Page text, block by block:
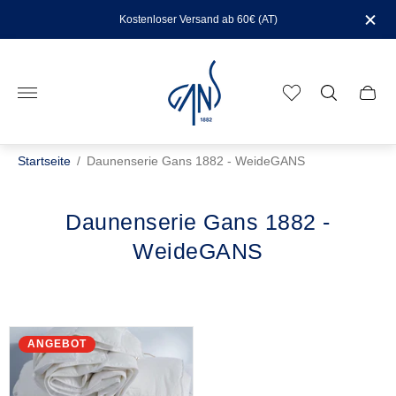
Kostenloser Versand ab 60€ (AT)
Laden-
Logo"
Startseite / Daunenserie Gans 1882 - WeideGANS
Daunenserie Gans 1882 -
WeideGANS
ANGEBOT